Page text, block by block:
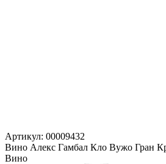
Артикул: 00009432
Вино Алекс Гамбал Кло Вужо Гран
Вино